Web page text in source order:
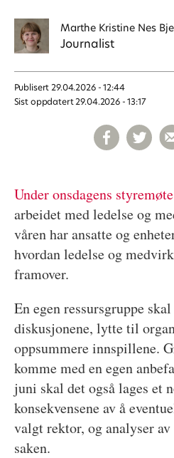
Marthe Kristine Nes
Journalist
Publisert 29.04.2026 - 12:44
Sist oppdatert 29.04.2026 - 13:17
Under onsdagens styremøte
arbeidet med ledelse og
våren har ansatte og
hvordan ledelse og
framover.
En egen ressursgruppe
diskusjonene, lytte til
oppsummere innspillene.
komme med en egen
juni skal det også lages et
konsekvensene av å
valgt rektor, og analyser
saken.